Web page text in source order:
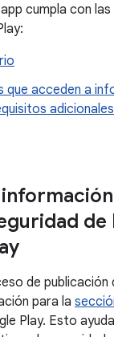
cumpla con las
que acceden a
de
de publicación
para la
Play. Esto